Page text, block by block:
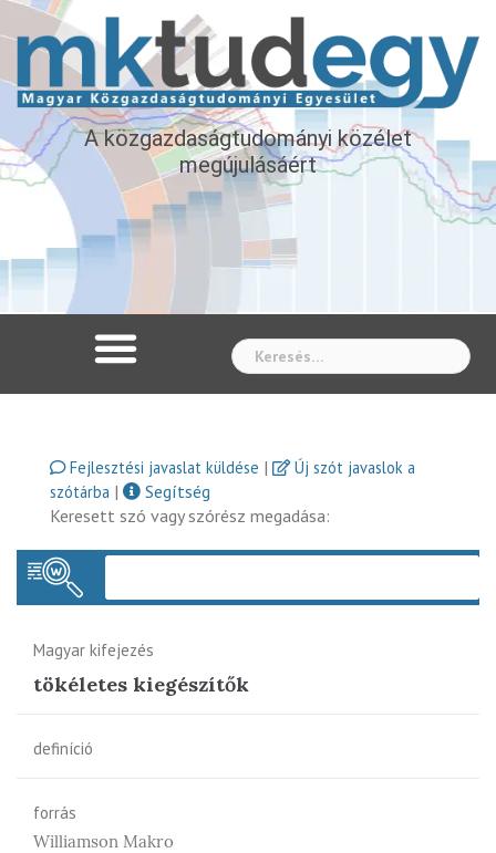
A közgazdaságtudományi közélet
megújulásáért
Fejlesztési javaslat küldése |
Új szót javaslok a
szótárba |
Segítség
Keresett szó vagy szórész megadása:
Magyar kifejezés
tökéletes kiegészítők
definíció
forrás
Williamson Makro